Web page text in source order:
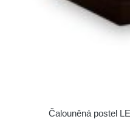
Čalouněná postel